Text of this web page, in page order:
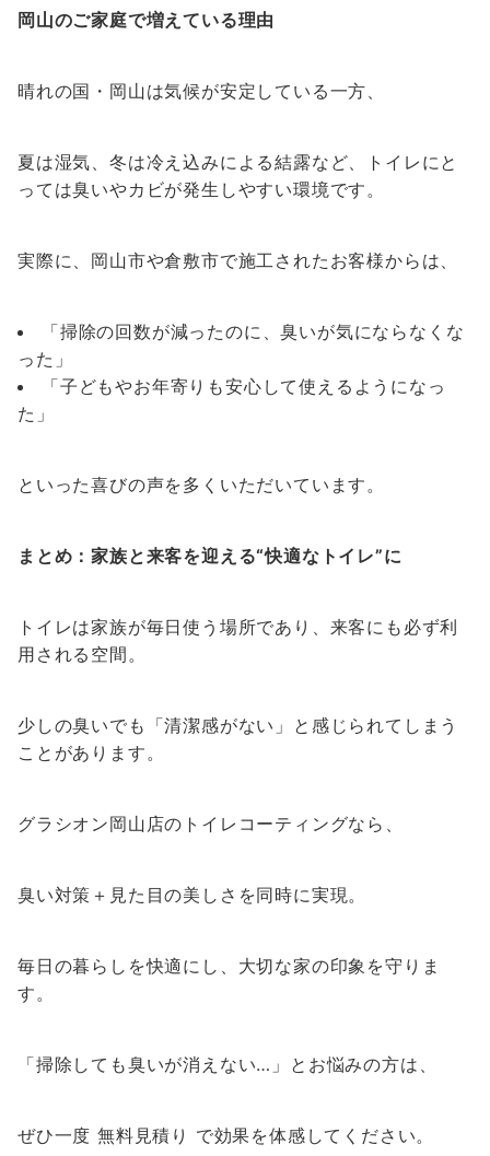
岡山のご家庭で増えている理由
晴れの国・岡山は気候が安定している一方、
夏は湿気、冬は冷え込みによる結露など、トイレにと
っては臭いやカビが発生しやすい環境です。
実際に、岡山市や倉敷市で施工されたお客様からは、
「掃除の回数が減ったのに、臭いが気にならなくな
った」
「子どもやお年寄りも安心して使えるようになっ
た」
といった喜びの声を多くいただいています。
まとめ：家族と来客を迎える“快適なトイレ”に
トイレは家族が毎日使う場所であり、来客にも必ず利
用される空間。
少しの臭いでも「清潔感がない」と感じられてしまう
ことがあります。
グラシオン岡山店のトイレコーティングなら、
臭い対策＋見た目の美しさを同時に実現。
毎日の暮らしを快適にし、大切な家の印象を守りま
す。
「掃除しても臭いが消えない…」とお悩みの方は、
ぜひ一度 無料見積り で効果を体感してください。